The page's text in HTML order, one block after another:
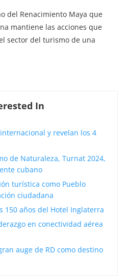
del Renacimiento Maya que
mantiene las acciones que
sector del turismo de una
In
y revelan los 4
de Naturaleza, Turnat 2024,
cubano
turística como Pueblo
ciudadana
150 años del Hotel Inglaterra
en conectividad aérea
auge de RD como destino